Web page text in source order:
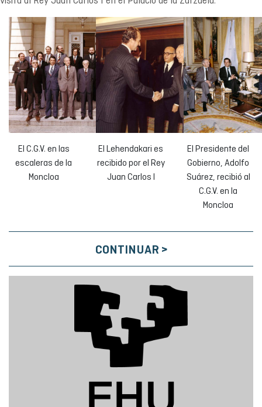
El C.G.V. en las
escaleras de la
Moncloa
El Lehendakari es
recibido por el Rey
Juan Carlos I
El Presidente del
Gobierno, Adolfo
Suárez, recibió al
C.G.V. en la
Moncloa
CONTINUAR >